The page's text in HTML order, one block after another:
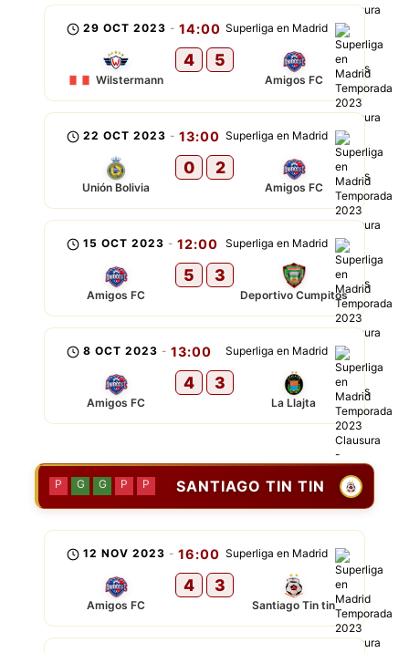
Superliga en Madrid
29 OCT 2023 - 14:00
Wilstermann
4 5
Amigos FC
Superliga en Madrid
22 OCT 2023 - 13:00
Unión Bolivia
0 2
Amigos FC
Superliga en Madrid
15 OCT 2023 - 12:00
Amigos FC
5 3
Deportivo Cumpitos
Superliga en Madrid
8 OCT 2023 - 13:00
Amigos FC
4 3
La Llajta
SANTIAGO TIN TIN
P G G P P
Superliga en Madrid
12 NOV 2023 - 16:00
Amigos FC
4 3
Santiago Tin tin